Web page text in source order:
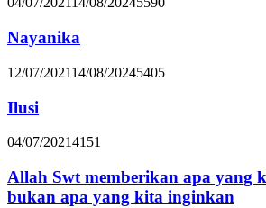
Nayanika
12/07/202114/08/20245405
Ilusi
04/07/20214151
Allah Swt memberikan apa yang
bukan apa yang kita inginkan